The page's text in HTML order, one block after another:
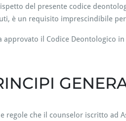
del presente codice
è un requisito imprescindibile per
approvato il Codice Deontologico
regole che il counselor iscritto ad